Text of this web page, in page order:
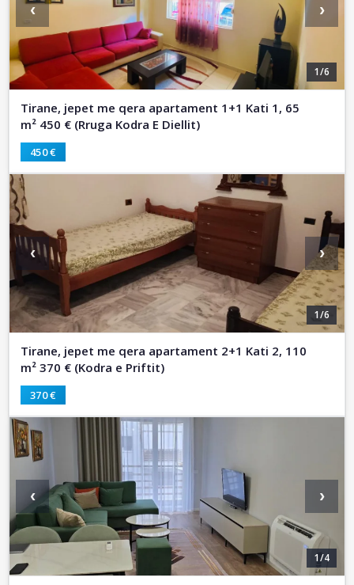
1/6
‹ ›
Tirane, jepet me qera apartament 1+1 Kati 1, 65
m² 450 € (Rruga Kodra E Diellit)
450 €
1/6
‹ ›
Tirane, jepet me qera apartament 2+1 Kati 2, 110
m² 370 € (Kodra e Priftit)
370 €
1/4
‹ ›